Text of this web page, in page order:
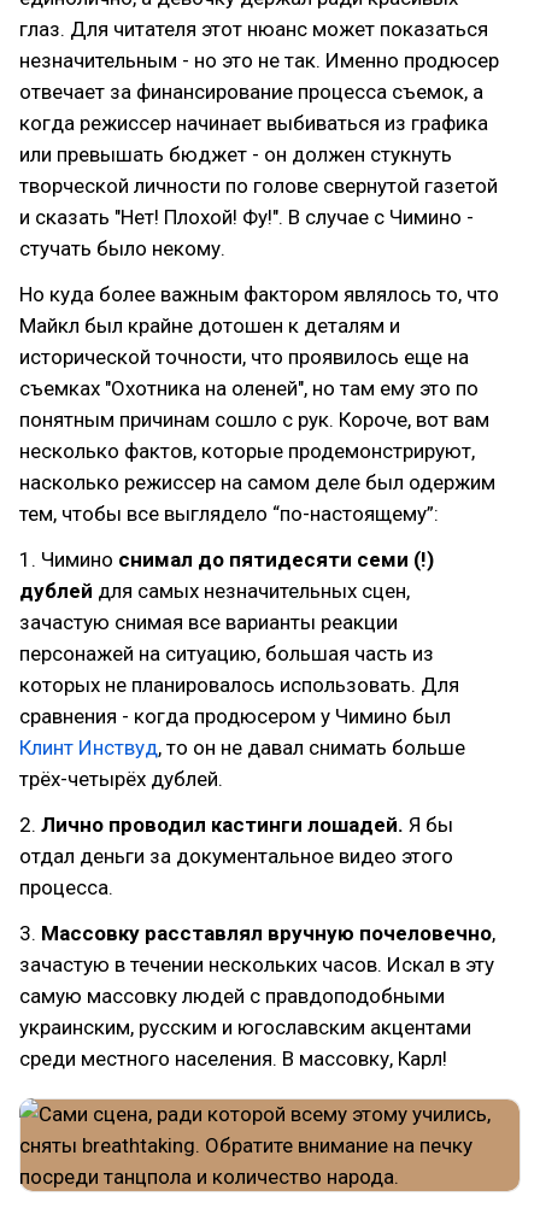
глаз. Для читателя этот нюанс может показаться
незначительным - но это не так. Именно продюсер
отвечает за финансирование процесса съемок, а
когда режиссер начинает выбиваться из графика
или превышать бюджет - он должен стукнуть
творческой личности по голове свернутой газетой
и сказать "Нет! Плохой! Фу!". В случае с Чимино -
стучать было некому.
Но куда более важным фактором являлось то, что
Майкл был крайне дотошен к деталям и
исторической точности, что проявилось еще на
съемках "Охотника на оленей", но там ему это по
понятным причинам сошло с рук. Короче, вот вам
несколько фактов, которые продемонстрируют,
насколько режиссер на самом деле был одержим
тем, чтобы все выглядело “по-настоящему”:
1. Чимино снимал до пятидесяти семи (!)
дублей для самых незначительных сцен,
зачастую снимая все варианты реакции
персонажей на ситуацию, большая часть из
которых не планировалось использовать. Для
сравнения - когда продюсером у Чимино был
Клинт Инствуд, то он не давал снимать больше
трёх-четырёх дублей.
2. Лично проводил кастинги лошадей. Я бы
отдал деньги за документальное видео этого
процесса.
3. Массовку расставлял вручную почеловечно,
зачастую в течении нескольких часов. Искал в эту
самую массовку людей с правдоподобными
украинским, русским и югославским акцентами
среди местного населения. В массовку, Карл!